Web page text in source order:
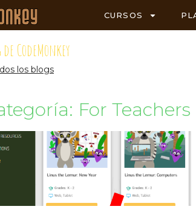
CURSOS
de CodeMonkey
los blogs
For Teachers